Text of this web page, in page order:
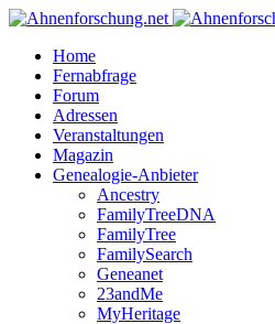
Home
Fernabfrage
Forum
Adressen
Veranstaltungen
Magazin
Genealogie-Anbieter
Ancestry
FamilyTreeDNA
FamilyTree
FamilySearch
Geneanet
23andMe
MyHeritage